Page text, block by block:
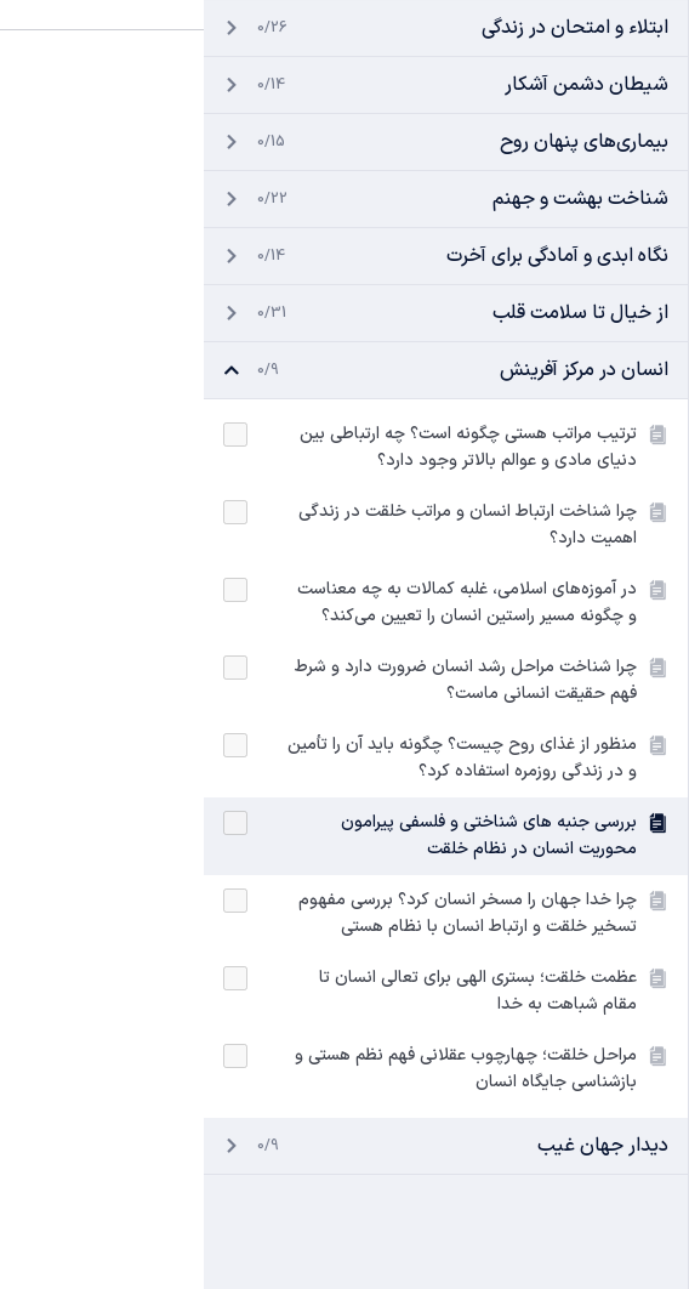
ابتلاء و امتحان در زندگی 0/26
شیطان دشمن آشکار 0/14
بیماری‌های پنهان روح 0/15
شناخت بهشت و جهنم 0/22
نگاه ابدی و آمادگی برای آخرت 0/14
از خیال تا سلامت قلب 0/31
انسان در مرکز آفرینش 0/9
ترتیب مراتب هستی چگونه است؟ چه ارتباطی بین
دنیای مادی و عوالم بالاتر وجود دارد؟
چرا شناخت ارتباط انسان و مراتب خلقت در زندگی
اهمیت دارد؟
در آموزه‌های اسلامی، غلبه کمالات به چه معناست
و چگونه مسیر راستین انسان را تعیین می‌کند؟
چرا شناخت مراحل رشد انسان ضرورت دارد و شرط
فهم حقیقت انسانی ماست؟
منظور از غذای روح چیست؟ چگونه باید آن را تأمین
و در زندگی روزمره استفاده کرد؟
بررسی جنبه های شناختی و فلسفی پیرامون
محوریت انسان در نظام خلقت
چرا خدا جهان را مسخر انسان کرد؟ بررسی مفهوم
تسخیر خلقت و ارتباط انسان با نظام هستی
عظمت خلقت؛ بستری الهی برای تعالی انسان تا
مقام شباهت به خدا
مراحل خلقت؛ چهارچوب عقلانی فهم نظم هستی و
بازشناسی جایگاه انسان
دیدار جهان غیب 0/9